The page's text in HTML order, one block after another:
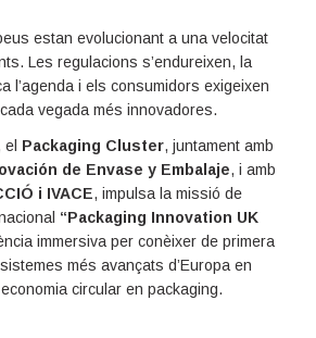
estan evolucionant a una velocitat
Les regulacions s’endureixen, la
l’agenda i els consumidors exigeixen
vegada més innovadores.
Packaging Cluster, juntament amb
de Envase y Embalaje, i amb
i IVACE, impulsa la missió de
“Packaging Innovation UK
immersiva per conèixer de primera
més avançats d’Europa en
circular en packaging.